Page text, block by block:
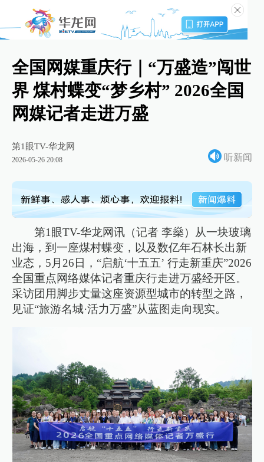
全国网媒重庆行｜“万盛造”闯世
界 煤村蝶变“梦乡村” 2026全国
网媒记者走进万盛
第1眼TV-华龙网
2026-05-26 20:08 听新闻
第1眼TV-华龙网讯（记者 李燊）从一块玻璃
出海，到一座煤村蝶变，以及数亿年石林长出新
业态，5月26日，“启航‘十五五’ 行走新重庆”2026
全国重点网络媒体记者重庆行走进万盛经开区。
采访团用脚步丈量这座资源型城市的转型之路，
见证“旅游名城·活力万盛”从蓝图走向现实。